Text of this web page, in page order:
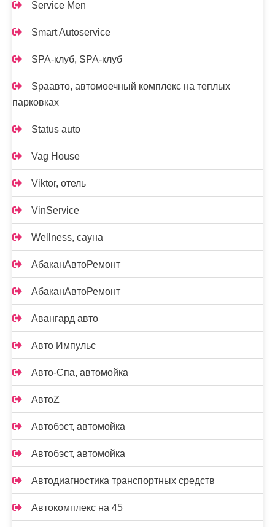
Service Men
Smart Autoservice
SPA-клуб, SPA-клуб
Spaавто, автомоечный комплекс на теплых
парковках
Status auto
Vag House
Viktor, отель
VinService
Wellness, сауна
АбаканАвтоРемонт
АбаканАвтоРемонт
Авангард авто
Авто Импульс
Авто-Спа, автомойка
АвтоZ
Автобэст, автомойка
Автобэст, автомойка
Автодиагностика транспортных средств
Автокомплекс на 45